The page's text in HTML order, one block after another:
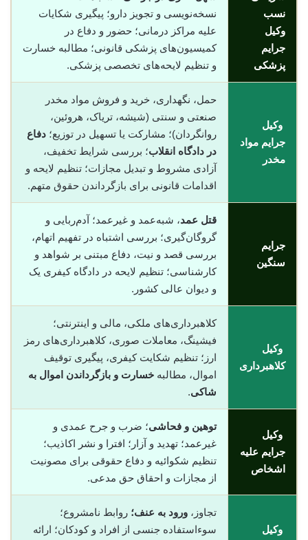
نسب
وکیل
جرایم
پزشکی
نسخه‌نویسی و تجویز دارو؛ پیگیری شکایات
علیه مراکز درمانی؛ حضور و دفاع در
کمیسیون‌های پزشکی قانونی؛ مطالبه خسارت
و تنظیم لایحه‌های تخصصی پزشکی.
وکیل
جرایم مواد
مخدر
حمل، نگهداری، خرید و فروش مواد مخدر
صنعتی و سنتی (شیشه، تریاک، هروئین،
روانگردان)؛ مشارکت یا تسهیل در توزیع؛ دفاع
در دادگاه انقلاب؛ بررسی شرایط تخفیف،
آزادی مشروط و تبدیل مجازات؛ تنظیم لایحه و
اقدامات قانونی برای بازگرداندن حقوق متهم.
جرایم
سنگین
قتل عمد، شبه‌عمد و غیرعمد؛ آدم‌ربایی و
گروگان‌گیری؛ بررسی اشتباه در تفهیم اتهام،
بررسی قصد و نیت، دفاع مبتنی بر شواهد و
کارشناسی؛ تنظیم لایحه در دادگاه کیفری یک
و دیوان عالی کشور.
وکیل
کلاهبرداری
کلاهبرداری‌های ملکی، مالی و اینترنتی؛
فیشینگ، معاملات صوری، کلاهبرداری‌های رمز
ارز؛ تنظیم شکایت کیفری، پیگیری توقیف
اموال، مطالبه خسارت و بازگرداندن اموال به
شاکی.
وکیل
جرایم علیه
اشخاص
توهین و فحاشی؛ ضرب و جرح عمدی و
غیرعمد؛ تهدید و آزار؛ افترا و نشر اکاذیب؛
تنظیم شکوائیه و دفاع حقوقی برای مصونیت
از مجازات و احقاق حق مدعی.
وکیل
تجاوز، ورود به عنف؛ روابط نامشروع؛
سوءاستفاده جنسی از افراد و کودکان؛ ارائه